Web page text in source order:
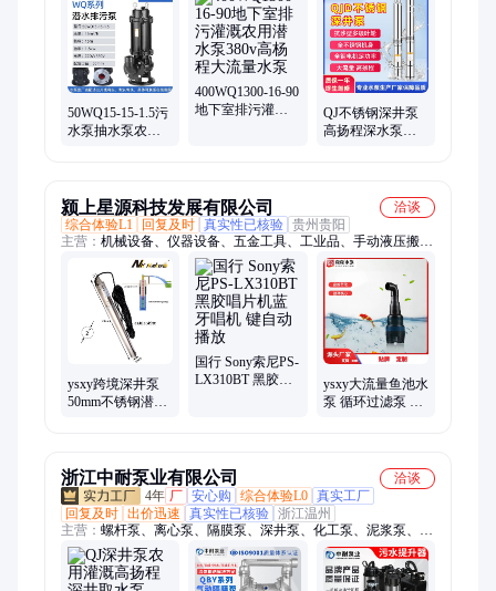
不锈钢排污泵、耐高温排污泵、潜水切割泵、渣浆泵、高扬程排
污泵、QSP喷泉泵、QY油浸泵、管道离心泵、自吸泵、CDLF不
锈钢多级离心泵、YW液下泵、NL泥浆泵、防爆潜污泵
50WQ15-15-1.5污
水泵抽水泵农用
400WQ1300-16-90
地下室排污灌溉
QJ不锈钢深井泵
高扬程深水泵
颍上星源科技发展有限公司
洽谈
综合体验L1
回复及时 真实性已核验 贵州贵阳
主营： 机械设备、仪器设备、五金工具、工业品、手动液压搬运
车、电动绞盘、环链电动葫芦、电动葫芦、多功能伸缩梯、小吊
机、多功能脚手架、搬运叉车、升降起重机、开关变频器、高清
投影仪、变频器、除尘器、精密过滤器、切肉机、数显电焊台、
气动打包机、数显水浴锅、饲料颗粒机
ysxy跨境深井泵
50mm不锈钢潜水
国行 Sony索尼PS-
LX310BT 黑胶唱
ysxy大流量鱼池水
泵 循环过滤泵 变
浙江中耐泵业有限公司
洽谈
4年 厂 安心购 综合体验L0 真实工厂
回复及时 出价迅速 真实性已核验 浙江温州
主营： 螺杆泵、离心泵、隔膜泵、深井泵、化工泵、泥浆泵、多
级离心泵、管道泵、污泥螺杆泵